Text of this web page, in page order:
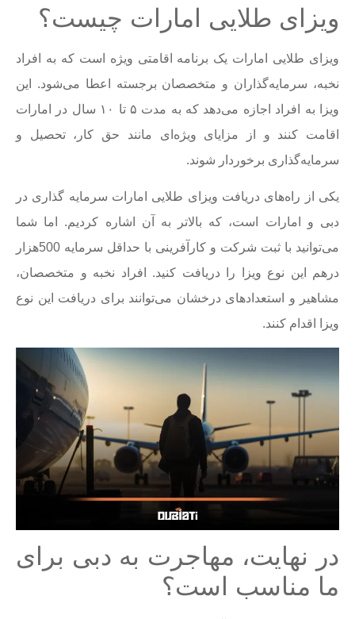
ویزای طلایی امارات چیست؟
ویزای طلایی امارات یک برنامه اقامتی ویژه است که به افراد
نخبه، سرمایه‌گذاران و متخصصان برجسته اعطا می‌شود. این
ویزا به افراد اجازه می‌دهد که به مدت ۵ تا ۱۰ سال در امارات
اقامت کنند و از مزایای ویژه‌ای مانند حق کار، تحصیل و
سرمایه‌گذاری برخوردار شوند.
یکی از راه‌های دریافت ویزای طلایی امارات سرمایه گذاری در
دبی و امارات است، که بالاتر به آن اشاره کردیم. اما شما
می‌توانید با ثبت شرکت و کارآفرینی با حداقل سرمایه 500هزار
درهم این نوع ویزا را دریافت کنید. افراد نخبه و متخصصان،
مشاهیر و استعدادهای درخشان می‌توانند برای دریافت این نوع
ویزا اقدام کنند.
در نهایت، مهاجرت به دبی برای
ما مناسب است؟